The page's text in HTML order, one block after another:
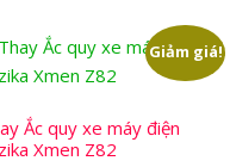
Giảm giá!
Ắc quy xe máy điện
Xmen Z82